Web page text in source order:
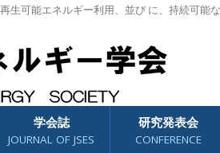
生可能エネルギー利用、並び に、持続可
学会誌
JOURNAL OF JSES
研究発表会
CONFERENCE